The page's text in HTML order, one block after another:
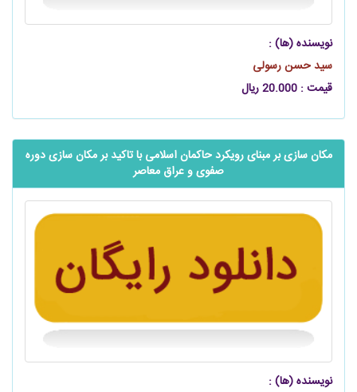
نویسنده (ها) :
سید حسن رسولی
قیمت : 20.000 ریال
مکان سازی بر مبنای رویکرد حاکمان اسلامی با تاکید بر مکان سازی دوره
صفوی و عراق معاصر
نویسنده (ها) :